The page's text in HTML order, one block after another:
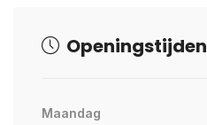
Openingstijden
Maandag